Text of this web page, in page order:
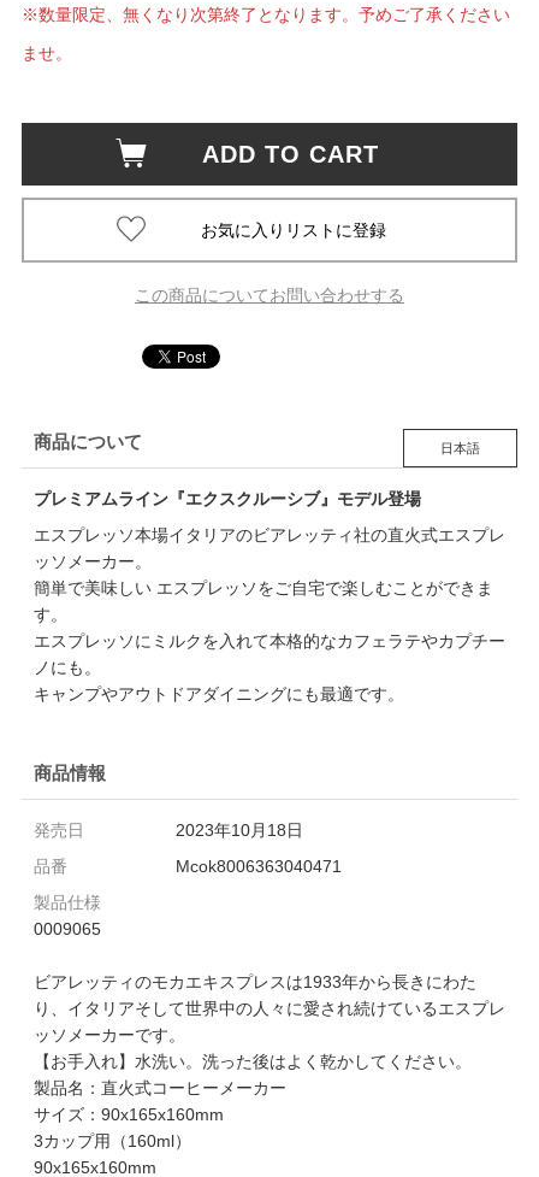
※数量限定、無くなり次第終了となります。予めご了承ください
ませ。
ADD TO CART
この商品についてお問い合わせする
商品について 日本語
プレミアムライン『エクスクルーシブ』モデル登場
エスプレッソ本場イタリアのビアレッティ社の直火式エスプレ
ッソメーカー。
簡単で美味しい エスプレッソをご自宅で楽しむことができま
す。
エスプレッソにミルクを入れて本格的なカフェラテやカプチー
ノにも。
キャンプやアウトドアダイニングにも最適です。
商品情報
発売日
2023年10月18日
品番
Mcok8006363040471
製品仕様
0009065
ビアレッティのモカエキスプレスは1933年から長きにわた
り、イタリアそして世界中の人々に愛され続けているエスプレ
ッソメーカーです。
【お手入れ】水洗い。洗った後はよく乾かしてください。
製品名：直火式コーヒーメーカー
サイズ：90x165x160mm
3カップ用（160ml）
90x165x160mm